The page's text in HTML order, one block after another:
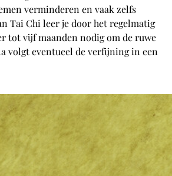
verminderen en vaak zelfs
Tai Chi leer je door het regelmatig
tot vijf maanden nodig om de ruwe
volgt eventueel de verfijning in een